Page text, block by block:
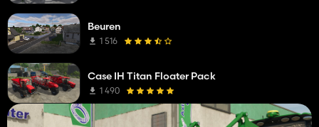
Beuren
1 516
Case IH Titan Floater Pack
1 490